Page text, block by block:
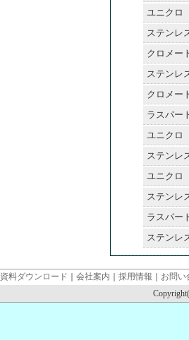
ユニクロ
ステンレ
クロメー
ステンレ
クロメー
ラスパー
ユニクロ
ステンレ
ユニクロ
ステンレ
ラスパー
ステンレ
資料ダウンロード 会社案内 採用情報
お問い